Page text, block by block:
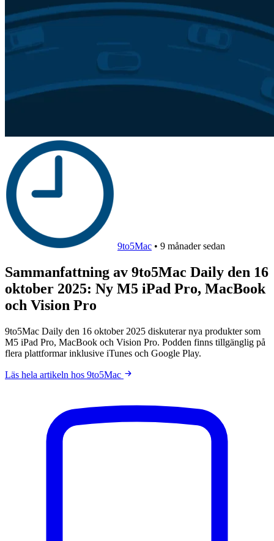
9to5Mac • 9 månader sedan
Sammanfattning av 9to5Mac Daily den 16
oktober 2025: Ny M5 iPad Pro, MacBook
och Vision Pro
9to5Mac Daily den 16 oktober 2025 diskuterar nya produkter som
M5 iPad Pro, MacBook och Vision Pro. Podden finns tillgänglig på
flera plattformar inklusive iTunes och Google Play.
Läs hela artikeln hos 9to5Mac